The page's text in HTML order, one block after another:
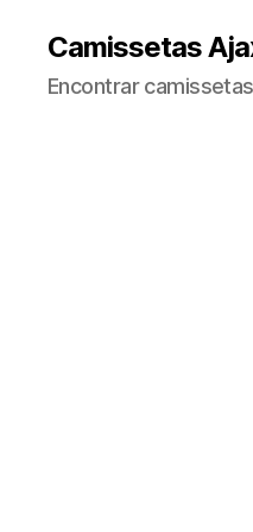
Camissetas
Encontrar